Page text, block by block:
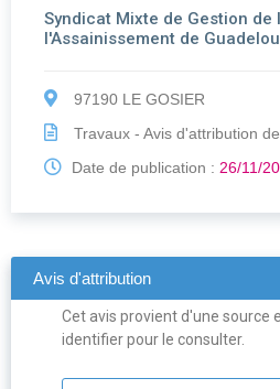
Syndicat Mixte de Gestion de
l'Assainissement de
97190 LE GOSIER
Travaux - Avis d'attribution
Date de publication : 26/11/
Avis d'attribution
Cet avis provient d'une source
identifier pour le consulter.